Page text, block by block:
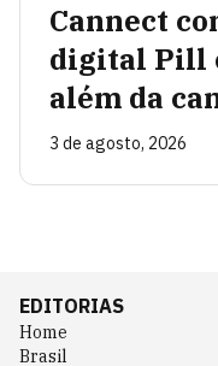
Cannect
digital Pill
além da
3 de agosto, 2026
EDITORIAS
Home
Brasil